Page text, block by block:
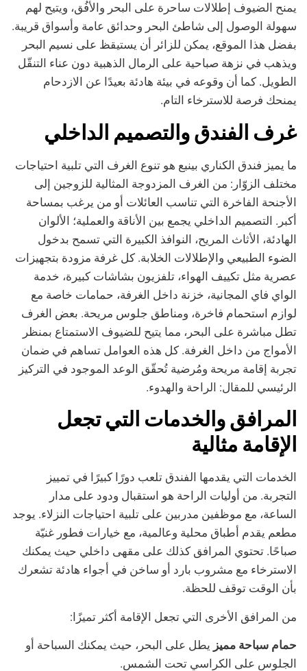
يمنح الضيوف إطلالات ساحرة على البحر والأفُق، ويتيح لهم
سهولة الوصول إلى شاطئ البحر وحدائق عامة وأسواق قريبة.
بفضل هذا الموقع، يمكن للزائر أن يستيقظ على نسيم البحر
ويذهب في نزهة صباحية على الرمال الذهبية دون عناء التنقّل
الطويل. كما أن وقوعه في بيئة هادئة بعيدًا عن الازدحام
يمنحك فرصة للاسترخاء التام.
غرف الفندق والتصميم الداخلي
ما يميز فندق الكناري بينبع هو تنوع الغرف التي تلبية احتياجات
مختلف الزوّار: من الغرف المزدوجة المثالية للزوجين إلى
الأجنحة الفاخرة التي تناسب العائلات أو من يرغب بمساحة
أكبر. التصميم الداخلي يجمع بين الأناقة والعملية؛ الألوان
الهادئة، الأثاث المريح، النوافذ الكبيرة التي تسمح بدخول
الضوء الطبيعي والإطلالات الخلابة. كل غرفة مزودة بتجهيزات
عصرية مثل تكييف الهواء، تلفزيون بشاشات كبيرة، خدمة
الواي فاي المجانية، خزنة داخل الغرفة، حمامات خاصة مع
لوازم استحمام فاخرة، ومناطق جلوس مريحة. بعض الغرف
تطل مباشرة على البحر، مما يتيح للضيوف الاستمتاع بمنظر
الأمواج من داخل الغرفة. كل هذه العوامل تساهم في ضمان
تجربة إقامة مريحة ومُرضية تُحقّق الوعد الموجود في التركيز
الرئيسي للمقال: الراحة والهدوء.
المرافق والخدمات التي تجعل
الإقامة مثالية
الخدمات التي يقدمها الفندق تلعب دورًا كبيرًا في تمييز
التجربة. من أوليات الراحة هو استقبال ودود على مدار
الساعة، مع موظفين مدربين على تلبية احتياجات النزلاء. يوجد
مطعم يقدم أطباق محلية وعالمية، مع خيارات فطور غنيّة
صباحًا. تحتوي المرافق كذلك على مقهى داخلي حيث يمكنك
الاسترخاء مع مشروب بارد أو ساخن في أجواء هادئة تشعرك
بأن الوقت توقف للحظة.
من المرافق الأخرى التي تجعل الإقامة أكثر تميزًا:
حمام سباحة مميز يطل على البحر، حيث يمكنك السباحة أو
الجلوس على الكراسي تحت الشمس.